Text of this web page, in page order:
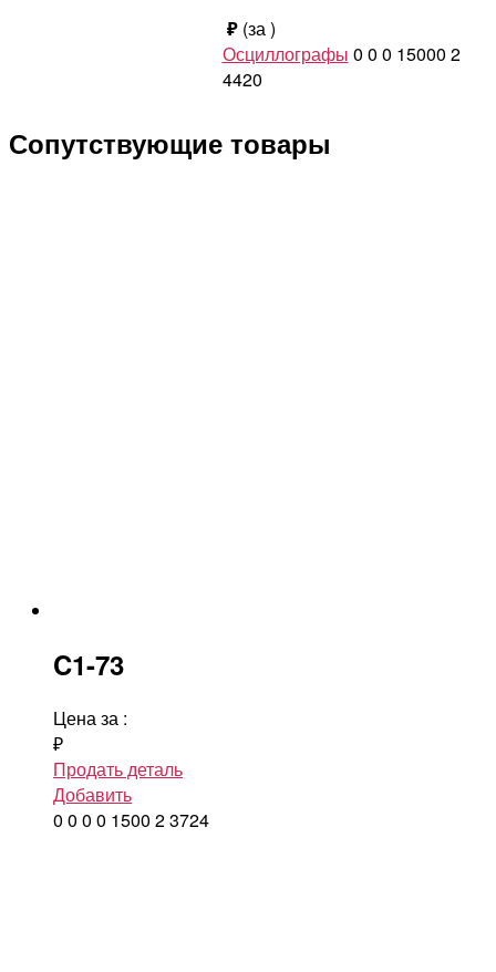
₽ (за)
Осциллографы 0 0 0 15000 2
4420
Сопутствующие товары
C1-73
Цена за :
₽
Продать деталь
Добавить
0 0 0 0 1500 23724